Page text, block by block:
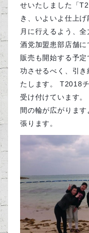
せいたしました「
き、いよいよ仕上
月に行えるよう、
酒党加盟患部店舗
販売も開始する予
功させるべく、引
たします。 T2018
受け付けています
間の輪が広がりま
張ります。